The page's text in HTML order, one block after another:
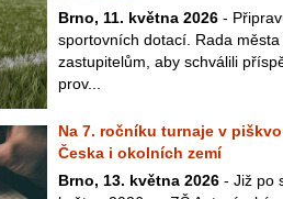
Brno, 11. května 2026 -
sportovních dotací. Rada
zastupitelům, aby schválili
prov...
Na 7. ročníku turnaje v
Česka i okolních zemí
Brno, 13. května 2026 - Již po